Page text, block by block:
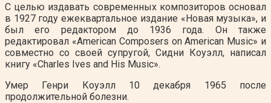
С целью издавать современных композиторов основал
в 1927 году ежеквартальное издание «Новая музыка», и
был его редактором до 1936 года. Он также
редактировал «American Composers on American Music» и
совместно со своей супругой, Сидни Коуэлл, написал
книгу «Charles Ives and His Music».
Умер Генри Коуэлл 10 декабря 1965 после
продолжительной болезни.